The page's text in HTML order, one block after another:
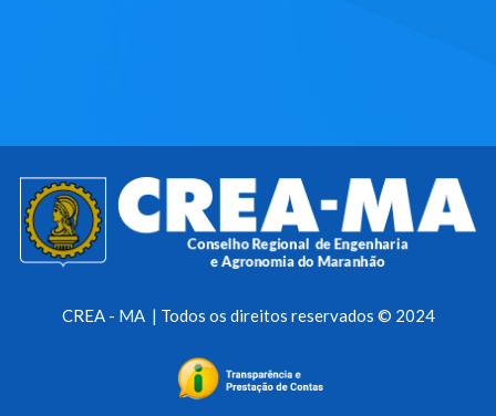
CREA - MA | Todos os direitos reservados © 2024